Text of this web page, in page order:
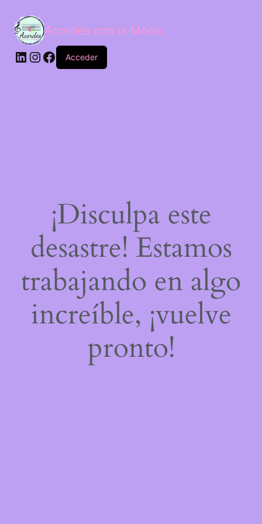
Acordes con la Moda
Acceder
¡Disculpa este
desastre! Estamos
trabajando en algo
increíble, ¡vuelve
pronto!